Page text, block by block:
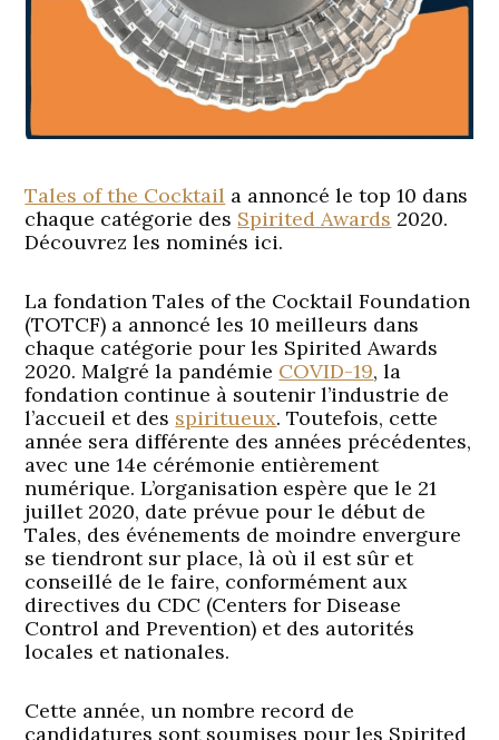
Tales of the Cocktail a annoncé le top 10 dans
chaque catégorie des Spirited Awards 2020.
Découvrez les nominés ici.
La fondation Tales of the Cocktail Foundation
(TOTCF) a annoncé les 10 meilleurs dans
chaque catégorie pour les Spirited Awards
2020. Malgré la pandémie COVID-19, la
fondation continue à soutenir l’industrie de
l’accueil et des spiritueux. Toutefois, cette
année sera différente des années précédentes,
avec une 14e cérémonie entièrement
numérique. L’organisation espère que le 21
juillet 2020, date prévue pour le début de
Tales, des événements de moindre envergure
se tiendront sur place, là où il est sûr et
conseillé de le faire, conformément aux
directives du CDC (Centers for Disease
Control and Prevention) et des autorités
locales et nationales.
Cette année, un nombre record de
candidatures sont soumises pour les Spirited